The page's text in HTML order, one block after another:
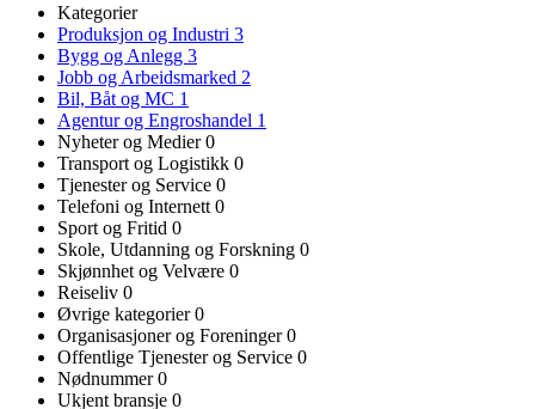
Kategorier
Produksjon og Industri 3
Bygg og Anlegg 3
Jobb og Arbeidsmarked 2
Bil, Båt og MC 1
Agentur og Engroshandel 1
Nyheter og Medier0
Transport og Logistikk 0
Tjenester og Service 0
Telefoni og Internett 0
Sport og Fritid 0
Skole, Utdanning og Forskning 0
Skjønnhet og Velvære 0
Reiseliv 0
Øvrige kategorier0
Organisasjoner og Foreninger0
Offentlige Tjenester og Service 0
Nødnummer0
Ukjent bransje 0